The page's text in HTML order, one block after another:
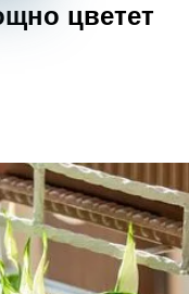
цветет